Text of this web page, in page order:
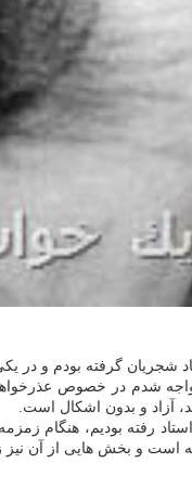
شجریان گرفته بودم و در
مواجه شدم در خصوص
آزاد و بدون اشکال است.
همسرم، مرحوم نصرت کریمی، به منزل